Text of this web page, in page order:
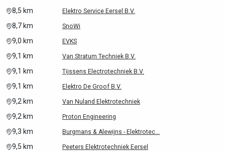
8,5 km Elektro Service Eersel B.V.
8,7 km SnoWi
9,0 km EVKS
9,1 km Van Stratum Techniek B.V.
9,1 km Tijssens Electrotechniek B.V.
9,1 km Elektro De Groof B.V.
9,2 km Van Nuland Elektrotechniek
9,2 km Proton Engineering
9,3 km Burgmans & Alewijns - Elektrotec...
9,5 km Peeters Elektrotechniek Eersel